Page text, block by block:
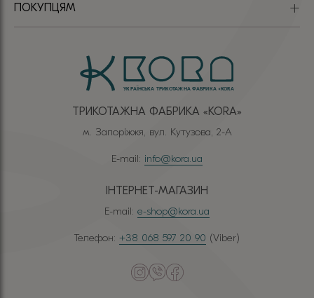
ТРИКОТАЖНА ФАБРИКА «КОRА»
м. Запоріжжя, вул. Кутузова, 2-А
E-mail: info@kora.ua
ІНТЕРНЕТ-МАГАЗИН
E-mail: e-shop@kora.ua
Телефон: +38 068 597 20 90 (Viber)
ПОКУПЦЯМ